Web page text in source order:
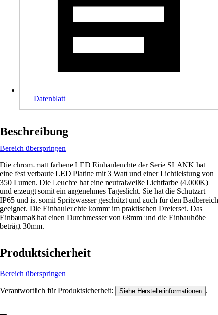
Datenblatt
Beschreibung
Bereich überspringen
Die chrom-matt farbene LED Einbauleuchte der Serie SLANK hat
eine fest verbaute LED Platine mit 3 Watt und einer Lichtleistung von
350 Lumen. Die Leuchte hat eine neutralweiße Lichtfarbe (4.000K)
und erzeugt somit ein angenehmes Tageslicht. Sie hat die Schutzart
IP65 und ist somit Spritzwasser geschützt und auch für den Badbereich
geeignet. Die Einbauleuchte kommt im praktischen Dreierset. Das
Einbaumaß hat einen Durchmesser von 68mm und die Einbauhöhe
beträgt 30mm.
Produktsicherheit
Bereich überspringen
Verantwortlich für Produktsicherheit: Siehe Herstellerinformationen .